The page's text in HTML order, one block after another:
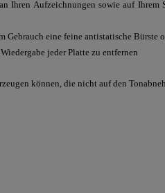
Ihren Aufzeichnungen sowie auf
eine feine antistatische Bürste
jeder Platte zu entfernen
können, die nicht auf den